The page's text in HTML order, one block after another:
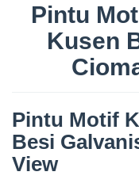
Pintu
Kusen
Pintu Motif
Besi
View